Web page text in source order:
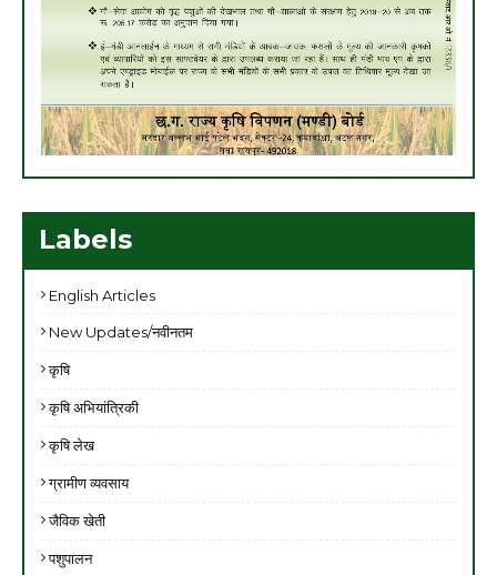
Labels
English Articles
New Updates/नवीनतम
कृषि
कृषि अभियांत्रिकी
कृषि लेख
ग्रामीण व्यवसाय
जैविक खेती
पशुपालन